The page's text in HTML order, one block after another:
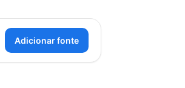
Adicionar fonte